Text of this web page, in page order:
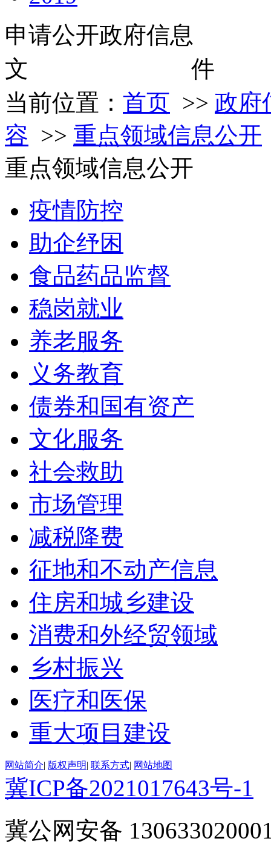
申请公开政府信息
文
当前位置： 首页 >> 政府
容 >> 重点领域信息公开
重点领域信息公开
疫情防控
助企纾困
食品药品监督
稳岗就业
养老服务
义务教育
债券和国有资产
文化服务
社会救助
市场管理
减税降费
征地和不动产信息
住房和城乡建设
消费和外经贸领域
乡村振兴
医疗和医保
重大项目建设
网站简介| 版权声明| 联系方式| 网站地图
冀ICP备2021017643号-1
冀公网安备